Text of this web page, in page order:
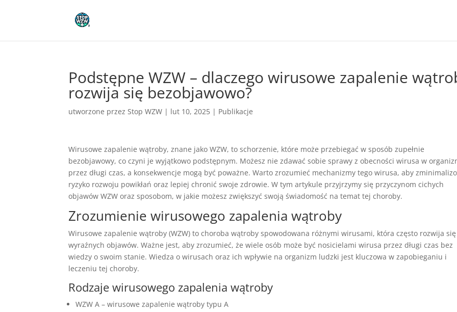
Podstępne WZW – dlaczego wirusowe zapalenie
rozwija się bezobjawowo?
utworzone przezStop WZW | lut 10, 2025 | Publikacje
Wirusowe zapalenie wątroby, znane jako WZW, to schorzenie, które może przebiegać w sposób zupełnie
bezobjawowy, co czyni je wyjątkowo podstępnym. Możesz nie zdawać sobie sprawy z obecności wirusa w
przez długi czas, a konsekwencje mogą być poważne. Warto zrozumieć mechanizmy tego wirusa, aby
ryzyko rozwoju powikłań oraz lepiej chronić swoje zdrowie. W tym artykule przyjrzymy się przyczynom cichych
objawów WZW oraz sposobom, w jakie możesz zwiększyć swoją świadomość na temat tej choroby.
Zrozumienie wirusowego zapalenia wątroby
Wirusowe zapalenie wątroby (WZW) to choroba wątroby spowodowana różnymi wirusami, która często rozwija
wyraźnych objawów. Ważne jest, aby zrozumieć, że wiele osób może być nosicielami wirusa przez długi czas bez
wiedzy o swoim stanie. Wiedza o wirusach oraz ich wpływie na organizm ludzki jest kluczowa w zapobieganiu i
leczeniu tej choroby.
Rodzaje wirusowego zapalenia wątroby
WZW A – wirusowe zapalenie wątroby typu A